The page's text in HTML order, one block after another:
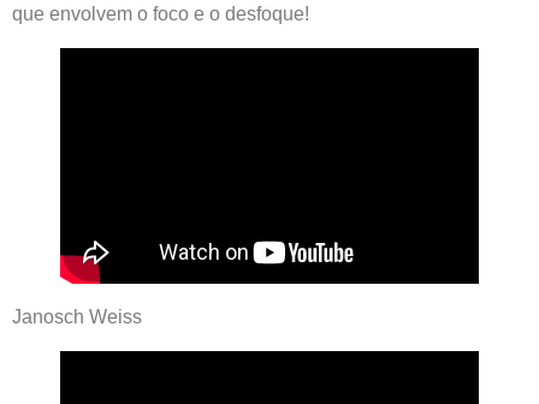
que envolvem o foco e o desfoque!
Janosch Weiss